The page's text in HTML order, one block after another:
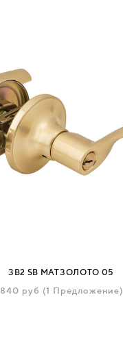
ЗВ2 SB МАТЗОЛОТО 05
840 руб (1 Предложение)